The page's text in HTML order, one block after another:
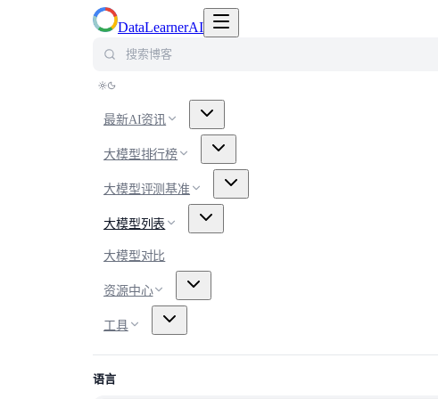
DataLearnerAI
最新AI资讯
大模型排行榜
大模型评测基准
大模型列表
大模型对比
资源中心
工具
语言